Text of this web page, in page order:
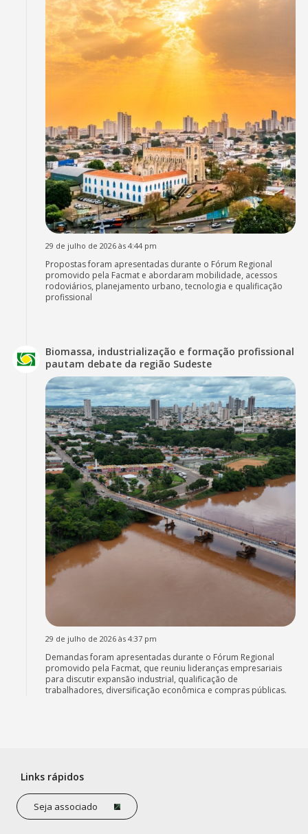
29 de julho de 2026 às 4:44 pm
Propostas foram apresentadas durante o Fórum Regional
promovido pela Facmat e abordaram mobilidade, acessos
rodoviários, planejamento urbano, tecnologia e qualificação
profissional
Biomassa, industrialização e formação profissional
pautam debate da região Sudeste
29 de julho de 2026 às 4:37 pm
Demandas foram apresentadas durante o Fórum Regional
promovido pela Facmat, que reuniu lideranças empresariais
para discutir expansão industrial, qualificação de
trabalhadores, diversificação econômica e compras públicas.
Links rápidos
Seja associado